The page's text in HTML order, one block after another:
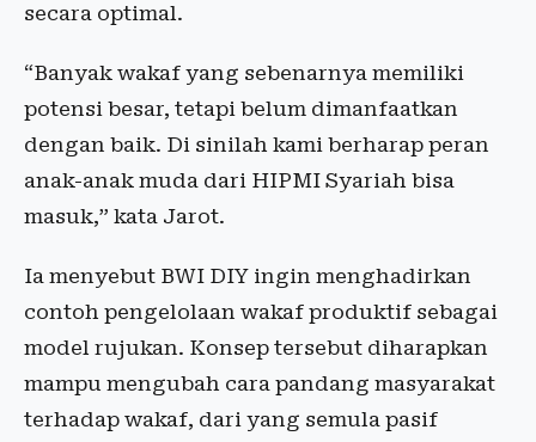
secara optimal.
“Banyak wakaf yang sebenarnya memiliki
potensi besar, tetapi belum dimanfaatkan
dengan baik. Di sinilah kami berharap peran
anak-anak muda dari HIPMI Syariah bisa
masuk,” kata Jarot.
Ia menyebut BWI DIY ingin menghadirkan
contoh pengelolaan wakaf produktif sebagai
model rujukan. Konsep tersebut diharapkan
mampu mengubah cara pandang masyarakat
terhadap wakaf, dari yang semula pasif